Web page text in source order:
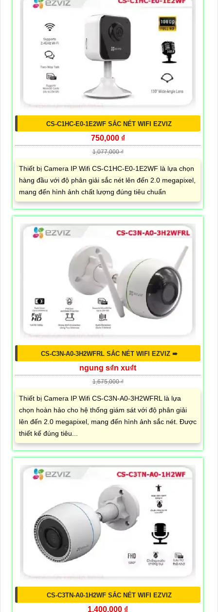
CS-C1HC-E0-1E2WF SẮC NÉT WIFI EZVIZ
750,000 ₫
1,077,000 ₫
Thiết bị Camera IP Wifi CS-C1HC-E0-1E2WF là lựa chọn
hàng đầu với độ phân giải sắc nét lên đến 2.0 megapixel,
mang đến hình ảnh chất lượng đúng tiêu chuẩn
CS-C3N-A0-3H2WFRL SẮC NÉT WIFI EZVIZ ➠
ngung s₫n xu₫t
1,675,000 ₫
Thiết bị Camera IP Wifi CS-C3N-A0-3H2WFRL là lựa
chọn hoàn hảo cho hệ thống giám sát với độ phân giải
lên đến 2.0 megapixel, mang đến hình ảnh sắc nét. Được
thiết kế đúng tiêu...
CS-C3TN-A0-1H2WF SẮC NÉT WIFI EZVIZ
1,400,000 ₫